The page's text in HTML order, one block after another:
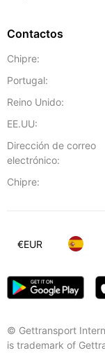
Contactos
Chipre:
Portugal:
Reino Unido:
EE.UU:
Dirección de correo
electrónico:
Chipre:
© Gettransport
is trademark of
€EUR